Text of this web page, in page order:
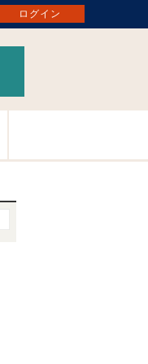
ログイン